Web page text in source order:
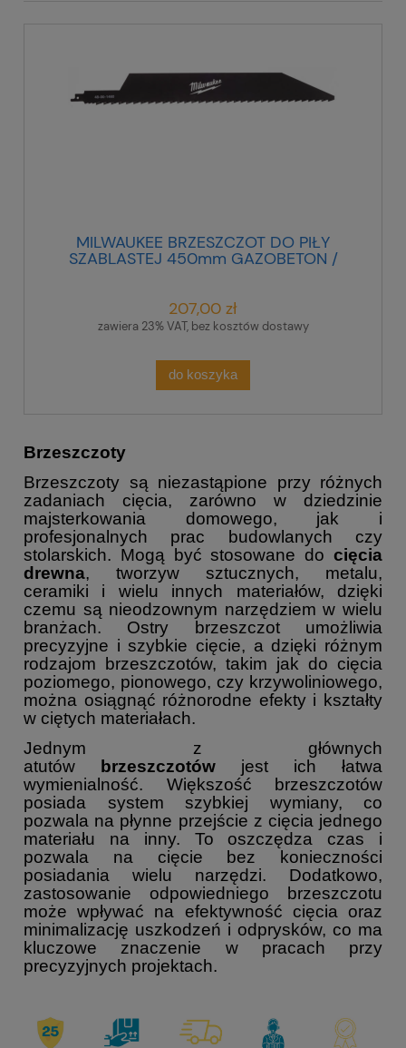
MILWAUKEE BRZESZCZOT DO PIŁY
SZABLASTEJ 450mm GAZOBETON /
207,00 zł
zawiera 23% VAT, bez kosztów dostawy
do koszyka
Brzeszczoty
Brzeszczoty są niezastąpione przy różnych
zadaniach cięcia, zarówno w dziedzinie
majsterkowania domowego, jak i
profesjonalnych prac budowlanych czy
stolarskich. Mogą być stosowane do cięcia
drewna, tworzyw sztucznych, metalu,
ceramiki i wielu innych materiałów, dzięki
czemu są nieodzownym narzędziem w wielu
branżach. Ostry brzeszczot umożliwia
precyzyjne i szybkie cięcie, a dzięki różnym
rodzajom brzeszczotów, takim jak do cięcia
poziomego, pionowego, czy krzywoliniowego,
można osiągnąć różnorodne efekty i kształty
w ciętych materiałach.
Jednym z głównych
atutów brzeszczotów jest ich łatwa
wymienialność. Większość brzeszczotów
posiada system szybkiej wymiany, co
pozwala na płynne przejście z cięcia jednego
materiału na inny. To oszczędza czas i
pozwala na cięcie bez konieczności
posiadania wielu narzędzi. Dodatkowo,
zastosowanie odpowiedniego brzeszczotu
może wpływać na efektywność cięcia oraz
minimalizację uszkodzeń i odprysków, co ma
kluczowe znaczenie w pracach przy
precyzyjnych projektach.